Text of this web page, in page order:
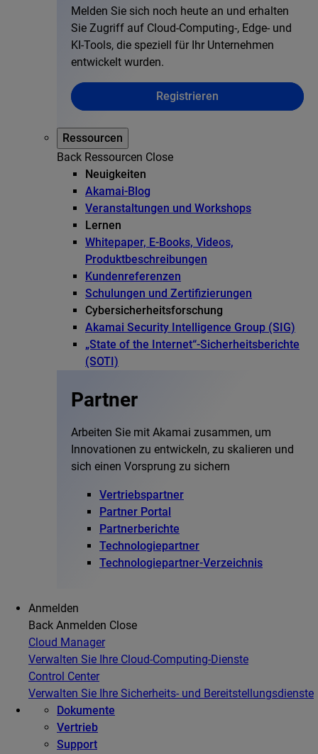
Melden Sie sich noch heute an und erhalten
Sie Zugriff auf Cloud-Computing-, Edge- und
KI-Tools, die speziell für Ihr Unternehmen
entwickelt wurden.
Registrieren
Ressourcen
Back Ressourcen Close
Neuigkeiten
Akamai-Blog
Veranstaltungen und Workshops
Lernen
Whitepaper, E-Books, Videos,
Produktbeschreibungen
Kundenreferenzen
Schulungen und Zertifizierungen
Cybersicherheitsforschung
Akamai Security Intelligence Group (SIG)
„State of the Internet“-Sicherheitsberichte
(SOTI)
Partner
Arbeiten Sie mit Akamai zusammen, um
Innovationen zu entwickeln, zu skalieren und
sich einen Vorsprung zu sichern
Vertriebspartner
Partner Portal
Partnerberichte
Technologiepartner
Technologiepartner-Verzeichnis
Anmelden
Back Anmelden Close
Cloud Manager
Verwalten Sie Ihre Cloud-Computing-Dienste
Control Center
Verwalten Sie Ihre Sicherheits- und Bereitstellungsdienste
Dokumente
Vertrieb
Support